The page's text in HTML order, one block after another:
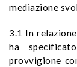
mediazione
3.1 In
ha
provvigione